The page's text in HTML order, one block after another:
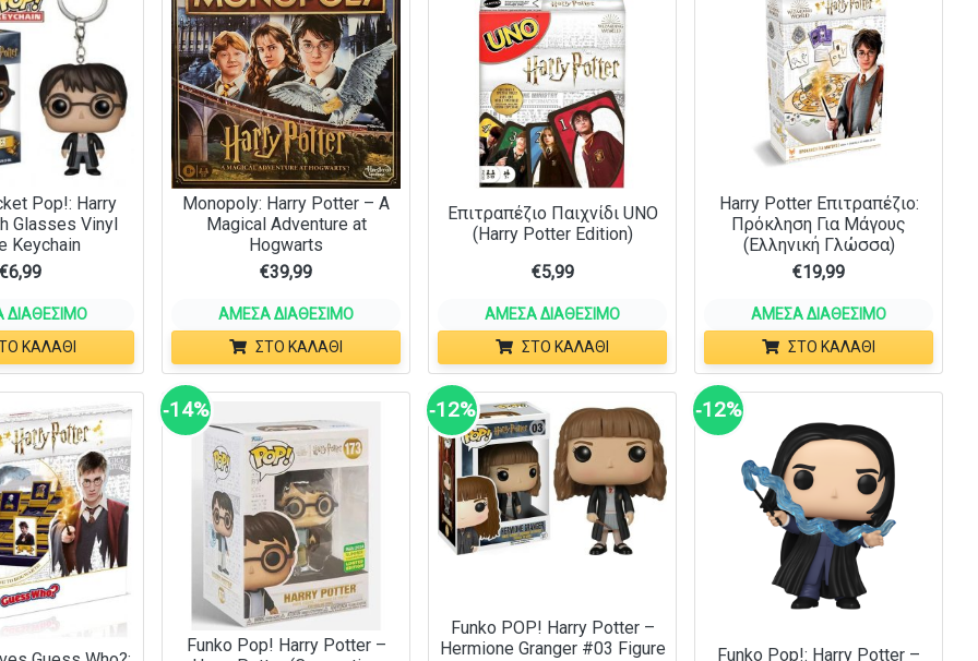
Pop!: Harry
Glasses Vinyl
Keychain
€6,99
ΚΑΛΆΘΙ
Monopoly: Harry Potter – A
Magical Adventure at
Hogwarts
€39,99
ΆΜΕΣΑ ΔΙΑΘΈΣΙΜΟ
ΣΤΟ ΚΑΛΆΘΙ
Επιτραπέζιο Παιχνίδι UNO
(Harry Potter Edition)
€5,99
ΆΜΕΣΑ ΔΙΑΘΈΣΙΜΟ
ΣΤΟ ΚΑΛΆΘΙ
Harry Potter Επιτραπέζιο:
Πρόκληση Για Μάγους
(Ελληνική Γλώσσα)
€19,99
ΆΜΕΣΑ ΔΙΑΘΈΣΙΜΟ
ΣΤΟ ΚΑΛΆΘΙ
‑14%
Funko Pop! Harry Potter –
‑12%
Funko POP! Harry Potter –
Hermione Granger #03 Figure
‑12%
Funko Pop!: Harry Potter –